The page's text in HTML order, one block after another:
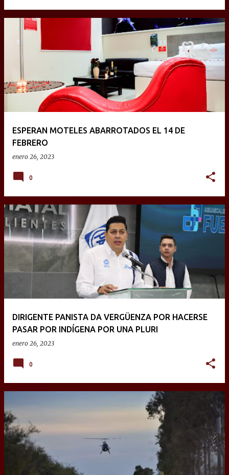
ESPERAN MOTELES ABARROTADOS EL 14 DE
FEBRERO
enero 26, 2023
0
DIRIGENTE PANISTA DA VERGÜENZA POR HACERSE
PASAR POR INDÍGENA POR UNA PLURI
enero 26, 2023
0